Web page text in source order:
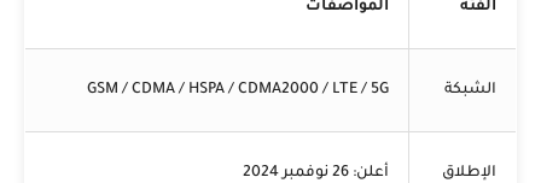
الفئة المواصفات
الشبكة GSM / CDMA / HSPA / CDMA2000 / LTE / 5G
الإطلاق أعلن: